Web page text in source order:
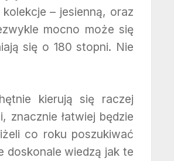
– jesienną, oraz
mocno może się
się o 180 stopni. Nie
kierują się raczej
znacznie łatwiej będzie
co roku poszukiwać
doskonale wiedzą jak te